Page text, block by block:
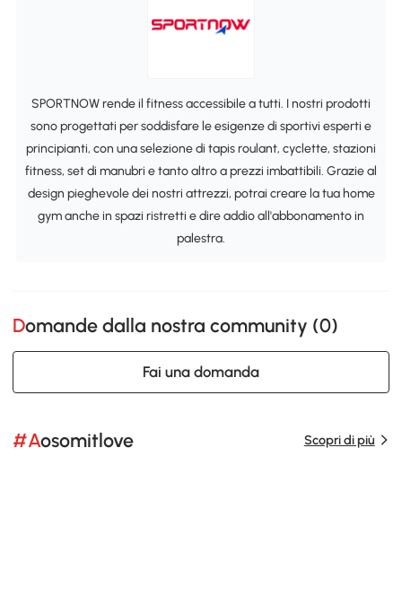
SPORTNOW rende il fitness accessibile a tutti. I nostri prodotti
sono progettati per soddisfare le esigenze di sportivi esperti e
principianti, con una selezione di tapis roulant, cyclette, stazioni
fitness, set di manubri e tanto altro a prezzi imbattibili. Grazie al
design pieghevole dei nostri attrezzi, potrai creare la tua home
gym anche in spazi ristretti e dire addio all'abbonamento in
palestra.
Domande dalla nostra community (0)
Fai una domanda
#Aosomitlove Scopri di più